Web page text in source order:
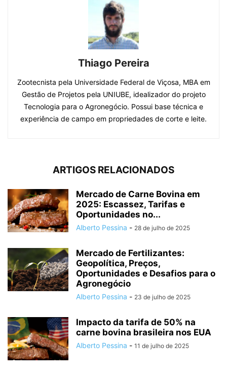
Thiago Pereira
Zootecnista pela Universidade Federal de Viçosa, MBA em
Gestão de Projetos pela UNIUBE, idealizador do projeto
Tecnologia para o Agronegócio. Possui base técnica e
experiência de campo em propriedades de corte e leite.
ARTIGOS RELACIONADOS
Mercado de Carne Bovina em
2025: Escassez, Tarifas e
Oportunidades no...
Alberto Pessina - 28 de julho de 2025
Mercado de Fertilizantes:
Geopolítica, Preços,
Oportunidades e Desafios para o
Agronegócio
Alberto Pessina - 23 de julho de 2025
Impacto da tarifa de 50% na
carne bovina brasileira nos EUA
Alberto Pessina - 11 de julho de 2025